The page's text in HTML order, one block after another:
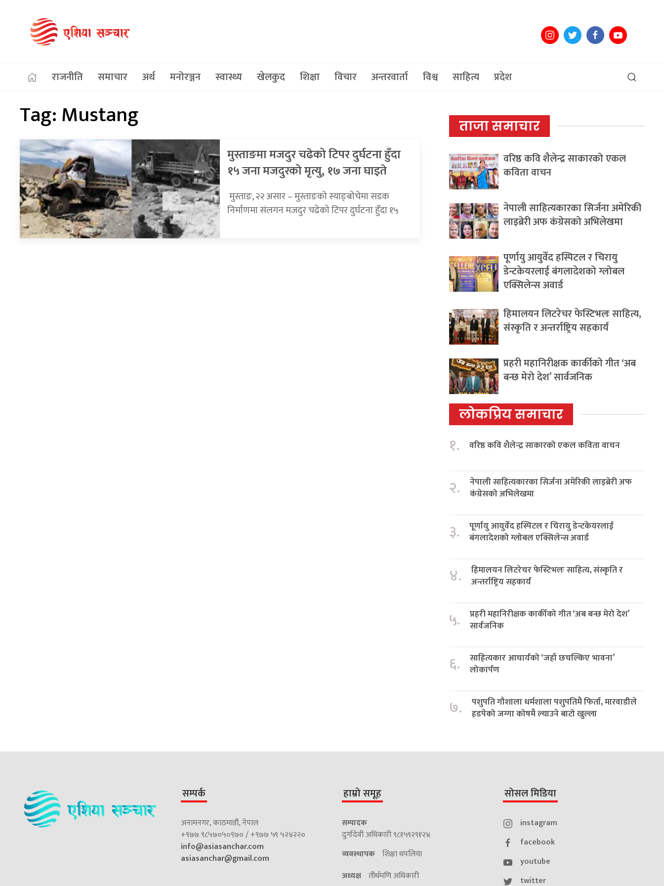
राजनीति समाचार अर्थ मनोरञ्जन स्वास्थ्य खेलकुद शिक्षा विचार अन्तरवार्ता विश्व साहित्य प्रदेश
Tag:Mustang
मुस्ताङमा मजदुर चढेको टिपर दुर्घटना हुँदा
१५ जना मजदुरको मृत्यु, १७ जना घाइते
​​​​​​​ मुस्ताङ, २२ असार – मुस्ताङको स्याङ्बोचेमा सडक
निर्माणमा संलगन मजदुर चढेको टिपर दुर्घटना हुँदा १५
ताजा समाचार
वरिष्ठ कवि शैलेन्द्र साकारको एकल
कविता वाचन
नेपाली साहित्यकारका सिर्जना अमेरिकी
लाइब्रेरी अफ कंग्रेसको अभिलेखमा
पूर्णायु आयुर्वेद हस्पिटल र चिरायु
डेन्टकेयरलाई बंगलादेशको ग्लोबल
एक्सिलेन्स अवार्ड
हिमालयन लिटरेचर फेस्टिभलः साहित्य,
संस्कृति र अन्तर्राष्ट्रिय सहकार्य
प्रहरी महानिरीक्षक कार्कीको गीत ‘अब
बन्छ मेरो देश’ सार्वजनिक
लोकप्रिय समाचार
१. वरिष्ठ कवि शैलेन्द्र साकारको एकल कविता वाचन
२.
नेपाली साहित्यकारका सिर्जना अमेरिकी लाइब्रेरी अफ
कंग्रेसको अभिलेखमा
३.
पूर्णायु आयुर्वेद हस्पिटल र चिरायु डेन्टकेयरलाई
बंगलादेशको ग्लोबल एक्सिलेन्स अवार्ड
४.
हिमालयन लिटरेचर फेस्टिभलः साहित्य, संस्कृति र
अन्तर्राष्ट्रिय सहकार्य
५.
प्रहरी महानिरीक्षक कार्कीको गीत ‘अब बन्छ मेरो देश’
सार्वजनिक
६.
साहित्यकार आचार्यको ‘जहाँ छचल्किए भावना’
लोकार्पण
७.
पशुपति गौशाला धर्मशाला पशुपतिमै फिर्ता, मारवाडीले
हडपेको जग्गा कोषमै ल्याउने बाटो खुल्ला
सम्पर्क
अनामनगर, काठमाडौं, नेपाल
+९७७ ९८५७०५०९७० / +९७७ ५९ ५२४२२०
info@asiasanchar.com
asiasanchar@gmail.com
हाम्रो समूह
सम्पादक
दुर्गादेवी अधिकारी ९८१५९२९१२४
व्यवस्थापक शिक्षा थपलिया
अध्यक्ष तीर्थमणि अधिकारी
सोसल मिडिया
instagram
facebook
youtube
twitter